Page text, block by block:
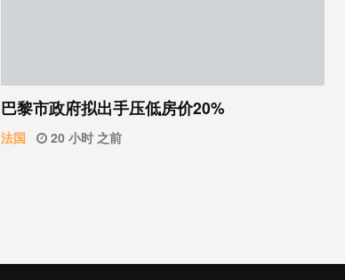
巴黎市政府拟出手压低房价20%
法国 20 小时 之前